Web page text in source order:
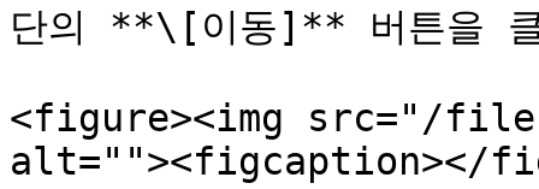
단의 **\[이동]** 버튼을
<figure><img src="/files/
alt=""><figcaption></